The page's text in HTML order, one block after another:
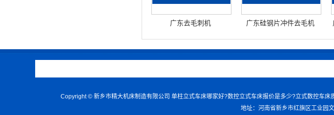
广东去毛刺机 广东硅钢片冲件去毛机
Copyright © 新乡市精大机床制造有限公司 单柱立式车床哪家好?数控立式车床报价是多少?立式数控车
地址：河南省新乡市红旗区工业园